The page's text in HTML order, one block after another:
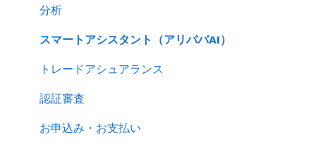
分析
スマートアシスタント（アリババAI）
トレードアシュアランス
認証審査
お申込み・お支払い